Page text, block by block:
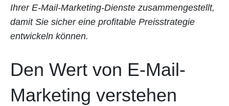
Ihrer E-Mail-Marketing-Dienste zusammengestellt,
damit Sie sicher eine profitable Preisstrategie
entwickeln können.
Den Wert von E-Mail-
Marketing verstehen